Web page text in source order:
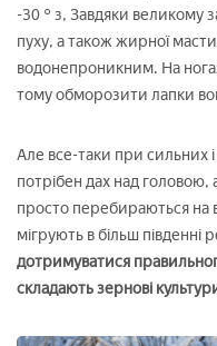
-30 ° з, Завдяки великому
пуху, а також жирної
водонепроникним. На ногах
тому обморозити лапки
Але все-таки при сильних
потрібен дах над
просто перебираються
мігрують в більш південні
дотримуватися
складають зернові